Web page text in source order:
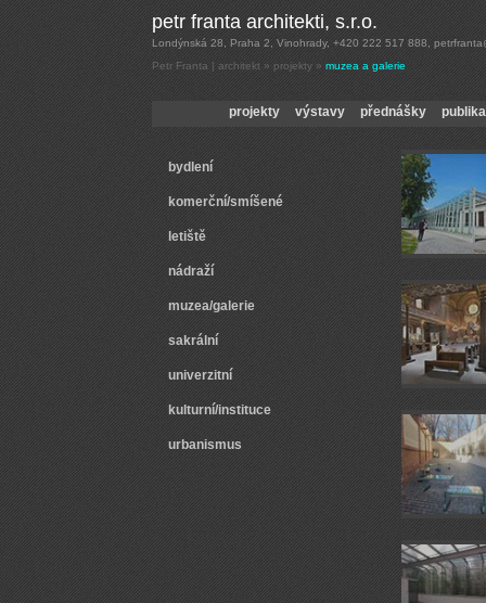
Petr Franta | architekt » projekty » muzea a galerie